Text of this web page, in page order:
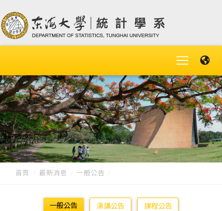
首頁 最新消息 一般公告
一般公告 演講公告 課程公告